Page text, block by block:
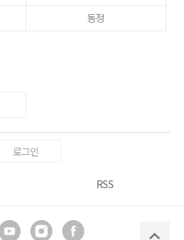
동정
로그인
RSS